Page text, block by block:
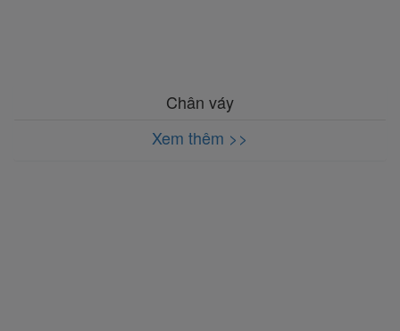
Chân váy
Xem thêm >>